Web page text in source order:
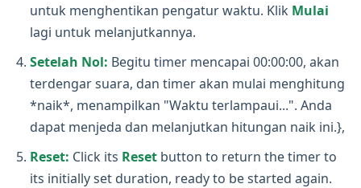
untuk menghentikan pengatur waktu. Klik Mulai
lagi untuk melanjutkannya.
Setelah Nol: Begitu timer mencapai 00:00:00, akan
terdengar suara, dan timer akan mulai menghitung
*naik*, menampilkan "Waktu terlampaui...". Anda
dapat menjeda dan melanjutkan hitungan naik ini.},
Reset: Click its Reset button to return the timer to
its initially set duration, ready to be started again.